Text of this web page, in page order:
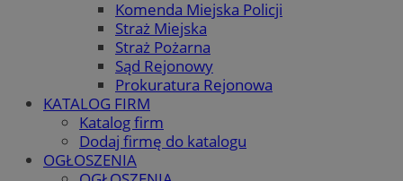
Komenda Miejska Policji
Straż Miejska
Straż Pożarna
Sąd Rejonowy
Prokuratura Rejonowa
KATALOG FIRM
Katalog firm
Dodaj firmę do katalogu
OGŁOSZENIA